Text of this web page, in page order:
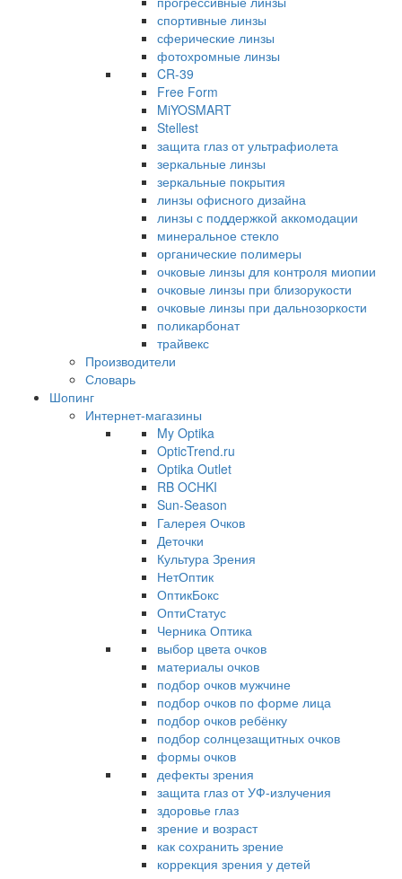
спортивные линзы
сферические линзы
фотохромные линзы
CR-39
Free Form
MiYOSMART
Stellest
защита глаз от ультрафиолета
зеркальные линзы
зеркальные покрытия
линзы офисного дизайна
линзы с поддержкой аккомодации
минеральное стекло
органические полимеры
очковые линзы для контроля миопии
очковые линзы при близорукости
очковые линзы при дальнозоркости
поликарбонат
трайвекс
Производители
Словарь
Шопинг
Интернет-магазины
My Optika
OpticTrend.ru
Optika Outlet
RB OCHKI
Sun-Season
Галерея Очков
Деточки
Культура Зрения
НетОптик
ОптикБокс
ОптиСтатус
Черника Оптика
выбор цвета очков
материалы очков
подбор очков мужчине
подбор очков по форме лица
подбор очков ребёнку
подбор солнцезащитных очков
формы очков
дефекты зрения
защита глаз от УФ-излучения
здоровье глаз
зрение и возраст
как сохранить зрение
коррекция зрения у детей